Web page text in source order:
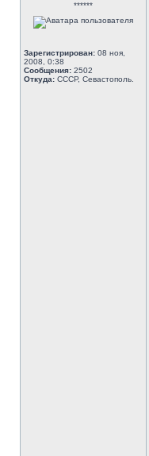
******
Зарегистрирован: 08 ноя,
2008, 0:38
Сообщения: 2502
Откуда: СССР, Севастополь.